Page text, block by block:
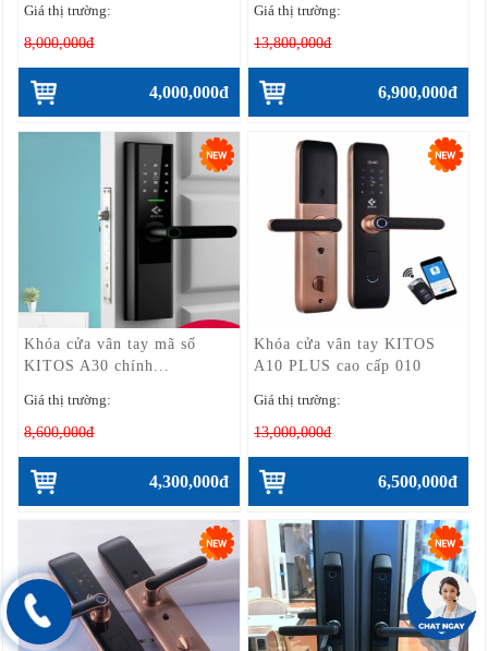
Giá thị trường:
8,000,000đ
4,000,000đ
Giá thị trường:
13,800,000đ
6,900,000đ
Khóa cửa vân tay mã số
KITOS A30 chính...
Giá thị trường:
8,600,000đ
4,300,000đ
Khóa cửa vân tay KITOS
A10 PLUS cao cấp 010
Giá thị trường:
13,000,000đ
6,500,000đ